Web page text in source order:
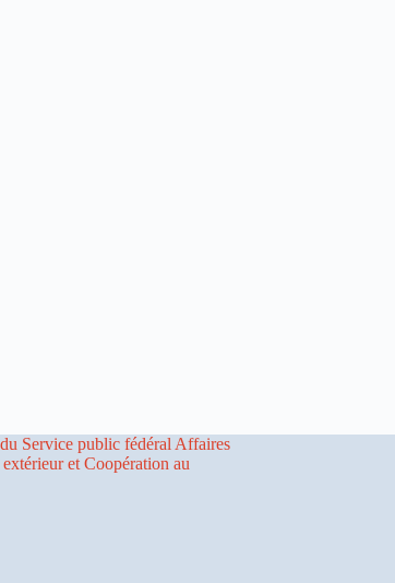
Service public fédéral Affaires
et Coopération au